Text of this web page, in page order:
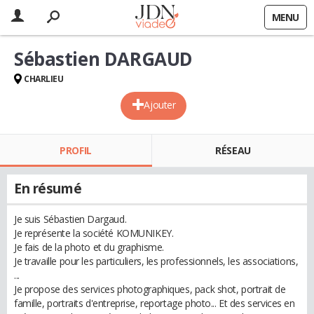
MENU
Ajouter
Sébastien DARGAUD
CHARLIEU
PROFIL RÉSEAU
En résumé
Je suis Sébastien Dargaud.
Je représente la société KOMUNIKEY.
Je fais de la photo et du graphisme.
Je travaille pour les particuliers, les professionnels, les associations,
...
Je propose des services photographiques, pack shot, portrait de
famille, portraits d'entreprise, reportage photo... Et des services en